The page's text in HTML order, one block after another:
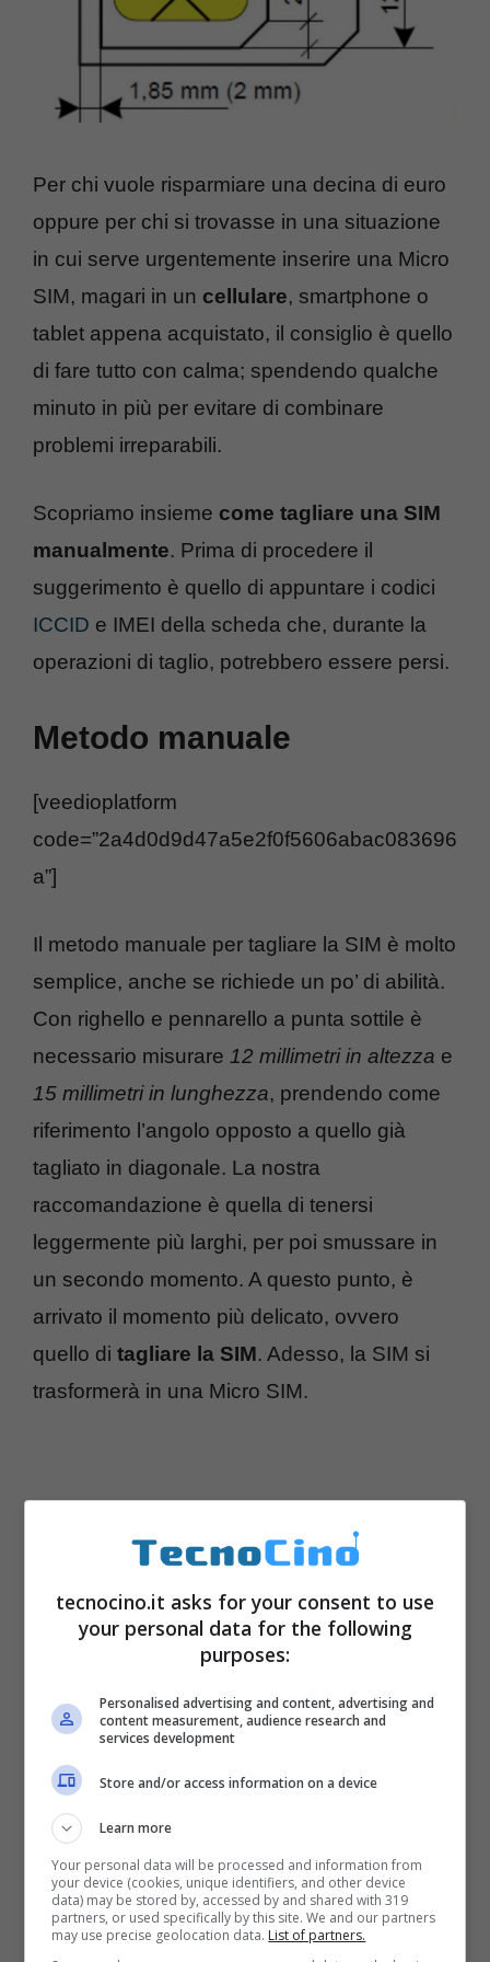
Per chi vuole risparmiare una decina di euro
oppure per chi si trovasse in una situazione
in cui serve urgentemente inserire una Micro
SIM, magari in un cellulare, smartphone o
tablet appena acquistato, il consiglio è quello
di fare tutto con calma; spendendo qualche
minuto in più per evitare di combinare
problemi irreparabili.
Scopriamo insieme come tagliare una SIM
manualmente. Prima di procedere il
suggerimento è quello di appuntare i codici
ICCID e IMEI della scheda che, durante la
operazioni di taglio, potrebbero essere persi.
Metodo manuale
[veedioplatform
code=”2a4d0d9d47a5e2f0f5606abac083696
a”]
Il metodo manuale per tagliare la SIM è molto
semplice, anche se richiede un po’ di abilità.
Con righello e pennarello a punta sottile è
necessario misurare 12 millimetri in altezza e
15 millimetri in lunghezza, prendendo come
riferimento l’angolo opposto a quello già
tagliato in diagonale. La nostra
raccomandazione è quella di tenersi
leggermente più larghi, per poi smussare in
un secondo momento. A questo punto, è
arrivato il momento più delicato, ovvero
quello di tagliare la SIM. Adesso, la SIM si
trasformerà in una Micro SIM.
Qualora la Micro SIM appena creata sia
leggermente più grande del dovuto, è
necessariolevigare i bordi e contorno
una lima da unghie. Invece, se la SIM
appena realizzata non funziona, forse è
arrivato il momento di seguire le istruzioni
tecnocino.it asks for your consent to use
your personal data for the following
purposes:
Personalised advertising and content, advertising and
content measurement, audience research and
services development
Store and/or access information on a device
Learn more
Your personal data will be processed and information from
your device (cookies, unique identifiers, and other device
data) may be stored by, accessed by and shared with 319
partners, or used specifically by this site. We and our partners
may use precise geolocation data. List of partners.